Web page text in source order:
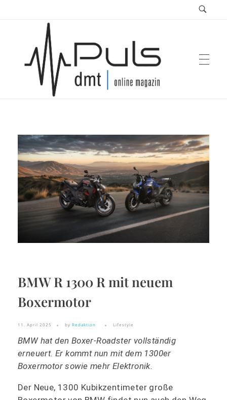
Puls Magazin
Zukunft der Mobilität
BMW R 1300 R mit neuem
Boxermotor
11. April 2025 by Redaktion Lifestyle
BMW hat den Boxer-Roadster vollständig
erneuert. Er kommt nun mit dem 1300er
Boxermotor sowie mehr Elektronik.
Der Neue, 1300 Kubikzentimeter große